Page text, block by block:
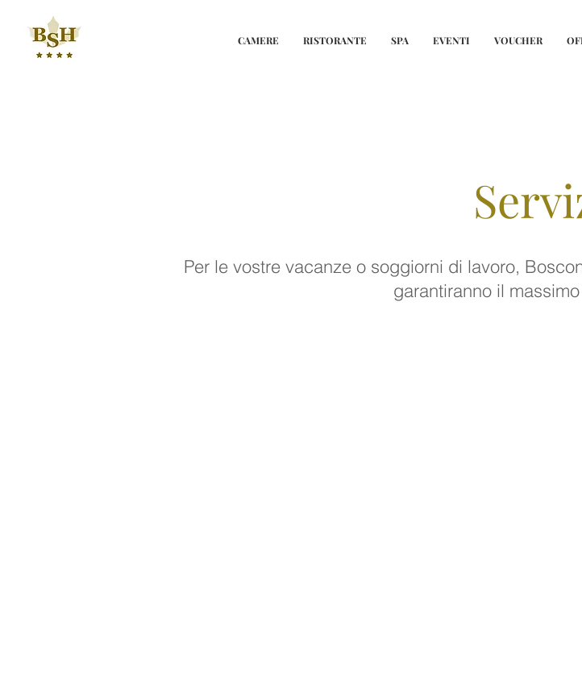
CAMERE RISTORANTE SPA EVENTI VOUCHER
Per le vostre vacanze o soggiorni di lavoro,
garantiranno il